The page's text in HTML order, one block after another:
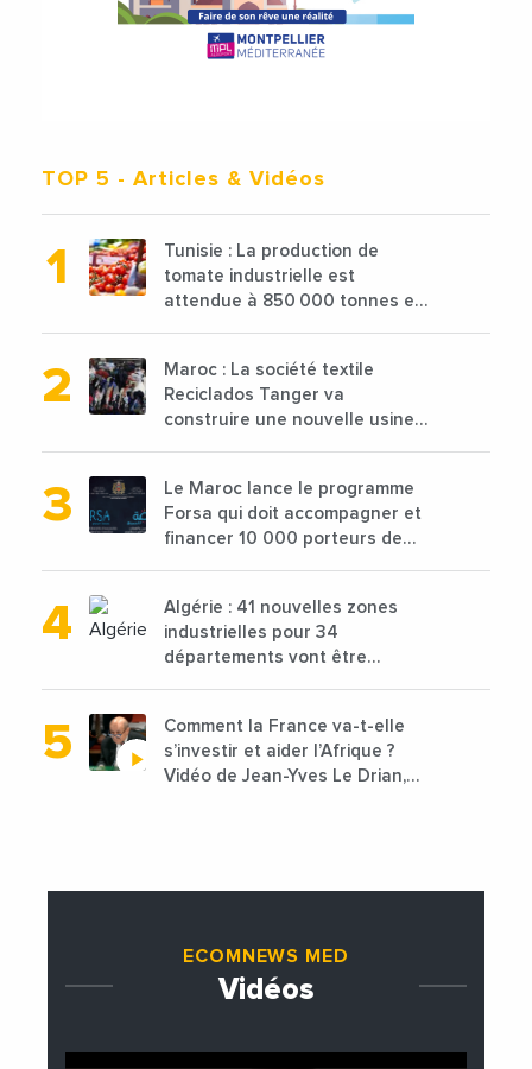
TOP 5 - Articles & Vidéos
Tunisie : La production de
tomate industrielle est
attendue à 850 000 tonnes en
Maroc : La société textile
Reciclados Tanger va
construire une nouvelle usine
Le Maroc lance le programme
Forsa qui doit accompagner et
financer 10 000 porteurs de
Algérie : 41 nouvelles zones
industrielles pour 34
départements vont être
Comment la France va-t-elle
s’investir et aider l’Afrique ?
Vidéo de Jean-Yves Le Drian,
ECOMNEWS MED
Vidéos